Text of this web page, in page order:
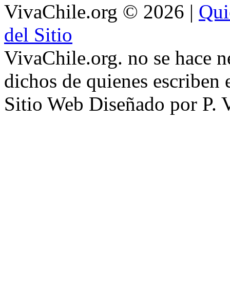
VivaChile.org © 2026 |
del Sitio
VivaChile.org. no se hace
dichos de quienes escriben
Sitio Web Diseñado por